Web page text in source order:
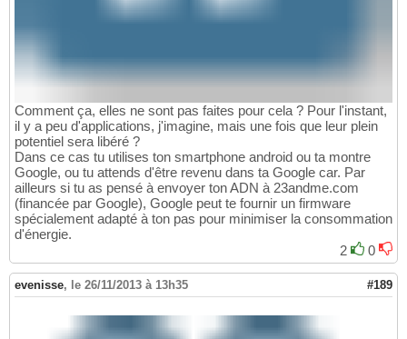
Comment ça, elles ne sont pas faites pour cela ? Pour l'instant,
il y a peu d'applications, j'imagine, mais une fois que leur plein
potentiel sera libéré ?
Dans ce cas tu utilises ton smartphone android ou ta montre
Google, ou tu attends d'être revenu dans ta Google car. Par
ailleurs si tu as pensé à envoyer ton ADN à 23andme.com
(financée par Google), Google peut te fournir un firmware
spécialement adapté à ton pas pour minimiser la consommation
d'énergie.
2
0
evenisse, le 26/11/2013 à 13h35 #189